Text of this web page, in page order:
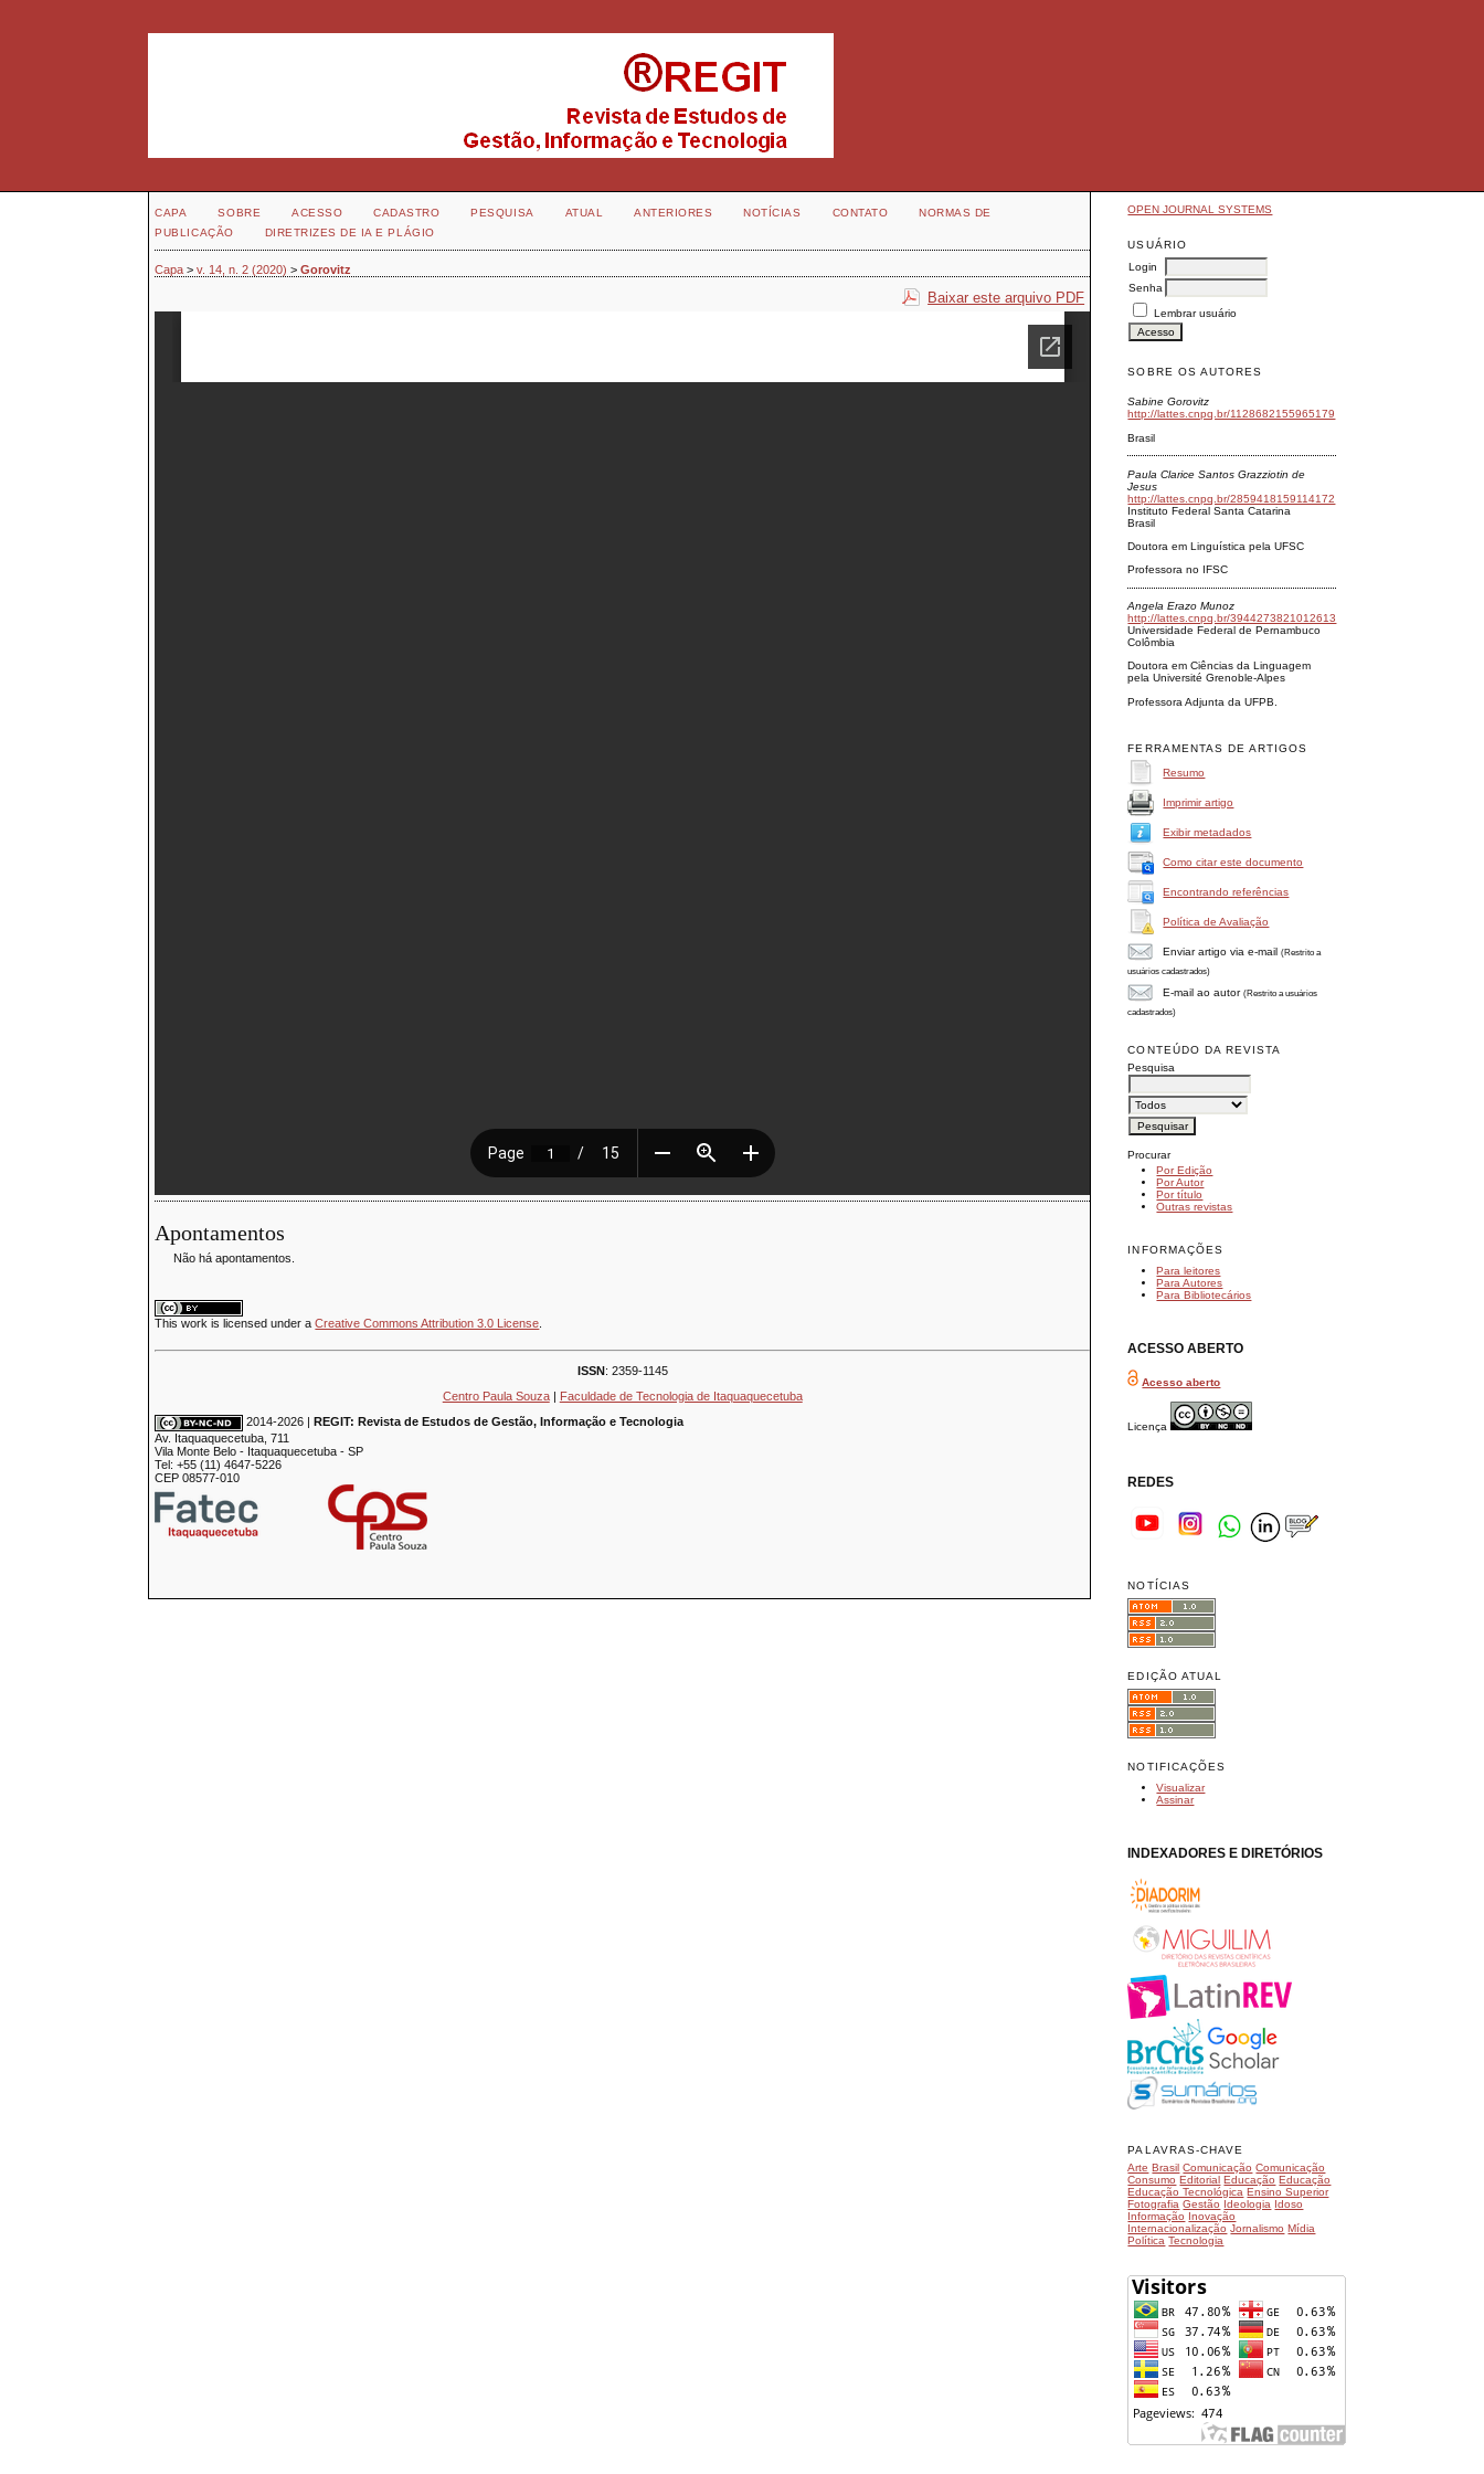
OPEN JOURNAL SYSTEMS
USUÁRIO
Login
Senha
Lembrar usuário
SOBRE OS AUTORES
Sabine Gorovitz
http://lattes.cnpq.br/1128682155965179
Brasil
Paula Clarice Santos Grazziotin de
Jesus
http://lattes.cnpq.br/2859418159114172
Instituto Federal Santa Catarina
Brasil
Doutora em Linguística pela UFSC
Professora no IFSC
Angela Erazo Munoz
http://lattes.cnpq.br/3944273821012613
Universidade Federal de Pernambuco
Colômbia
Doutora em Ciências da Linguagem
pela Université Grenoble-Alpes
Professora Adjunta da UFPB.
FERRAMENTAS DE ARTIGOS
Resumo
Imprimir artigo
Exibir metadados
Como citar este documento
Encontrando referências
Política de Avaliação
Enviar artigo via e-mail(Restrito a
usuários cadastrados)
E-mail ao autor(Restrito a usuários
cadastrados)
CONTEÚDO DA REVISTA
Pesquisa
Procurar
Por Edição
Por Autor
Por título
Outras revistas
INFORMAÇÕES
Para leitores
Para Autores
Para Bibliotecários
ACESSO ABERTO
Acesso aberto
Licença
REDES
NOTÍCIAS
EDIÇÃO ATUAL
NOTIFICAÇÕES
Visualizar
Assinar
INDEXADORES E DIRETÓRIOS
PALAVRAS-CHAVE
Arte Brasil Comunicação Comunicação
Consumo Editorial Educação Educação
Educação Tecnológica Ensino Superior
Fotografia Gestão Ideologia Idoso
Informação Inovação
Internacionalização Jornalismo Mídia
Política Tecnologia
CAPA SOBRE ACESSO CADASTRO PESQUISA ATUAL ANTERIORES NOTÍCIAS CONTATO
NORMAS DE
PUBLICAÇÃO
DIRETRIZES DE IA E PLÁGIO
Capa >v. 14, n. 2 (2020) >Gorovitz
Baixar este arquivo PDF
Apontamentos
Não há apontamentos.
Thiswork is licensed under aCreative Commons Attribution 3.0 License
ISSN: 2359-1145
Centro Paula Souza|
Faculdade de Tecnologia de Itaquaquecetuba
2014-2026 |
REGIT: Revista de Estudos de Gestão, Informação e Tecnologia
Av. Itaquaquecetuba, 711
Vila Monte Belo - Itaquaquecetuba - SP
Tel: +55 (11) 4647-5226
CEP 08577-010